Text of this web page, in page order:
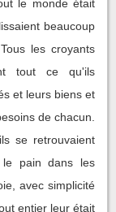
le monde était
beaucoup
Tous les croyants
tout ce qu'ils
et leurs biens et
de chacun.
se retrouvaient
pain dans les
avec simplicité
entier leur était